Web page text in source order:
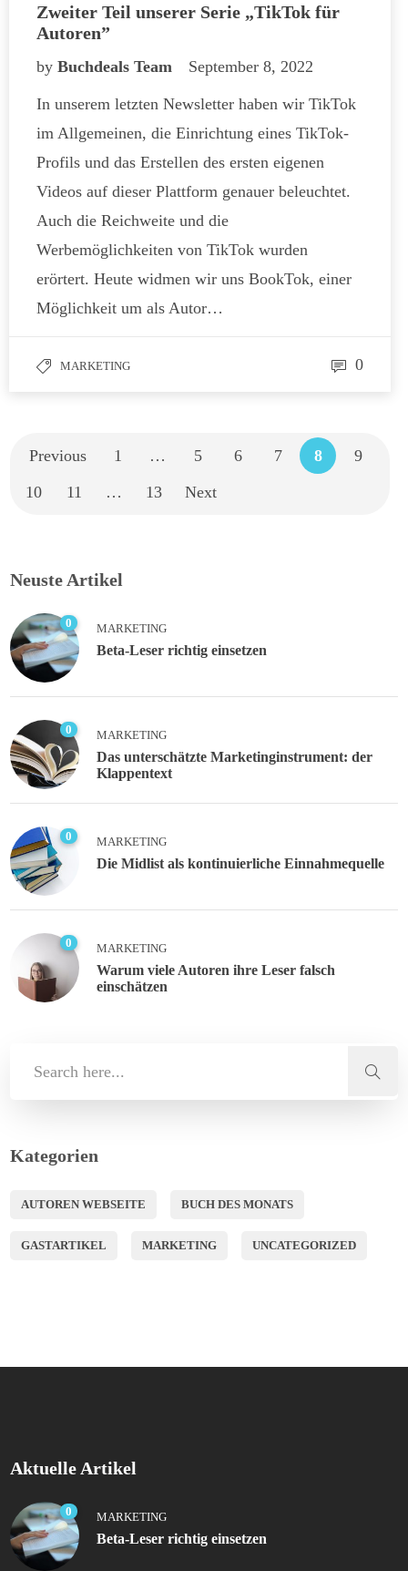
Zweiter Teil unserer Serie „TikTok für
Autoren”
byBuchdeals Team September 8, 2022
In unserem letzten Newsletter haben wir TikTok
im Allgemeinen, die Einrichtung eines TikTok-
Profils und das Erstellen des ersten eigenen
Videos auf dieser Plattform genauer beleuchtet.
Auch die Reichweite und die
Werbemöglichkeiten von TikTok wurden
erörtert. Heute widmen wir uns BookTok, einer
Möglichkeit um als Autor…
MARKETING 0
Previous 1 … 5 6 7 8
9
10
11 … 13 Next
Neuste Artikel
0 MARKETING
Beta-Leser richtig einsetzen
0 MARKETING
Das unterschätzte Marketinginstrument: der
Klappentext
0 MARKETING
Die Midlist als kontinuierliche Einnahmequelle
0 MARKETING
Warum viele Autoren ihre Leser falsch
einschätzen
Kategorien
AUTOREN WEBSEITE BUCH DES MONATS
GASTARTIKEL MARKETING UNCATEGORIZED
Aktuelle Artikel
0 MARKETING
Beta-Leser richtig einsetzen